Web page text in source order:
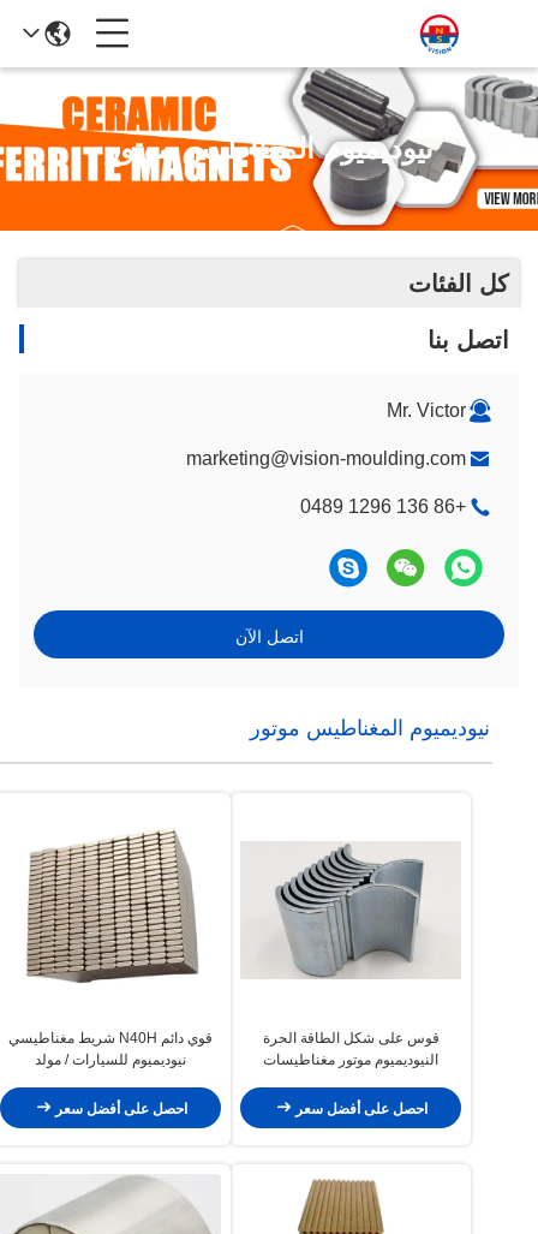
نيوديميوم المغناطيس موتور
كل الفئات
اتصل بنا
Mr. Victor
marketing@vision-moulding.com
+86 136 1296 0489
اتصل الآن
نيوديميوم المغناطيس موتور
قوس على شكل الطاقة الحرة
النيوديميوم موتور مغناطيسات
احصل على أفضل سعر
قوي دائم N40H شريط مغناطيسي
نيوديميوم للسيارات / مولد
احصل على أفضل سعر